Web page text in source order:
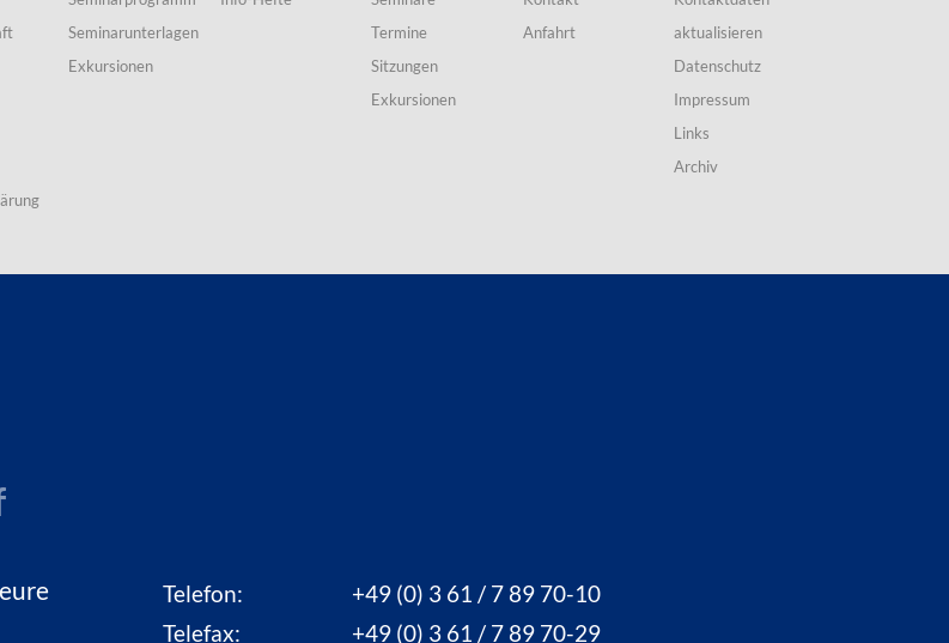
Seminarunterlagen
Exkursionen
Termine
Sitzungen
Exkursionen
Anfahrt
aktualisieren
Datenschutz
Impressum
Links
Archiv
Telefon:
+49 (0) 3 61 / 7 89 70-10
Telefax:
+49 (0) 3 61 / 7 89 70-29